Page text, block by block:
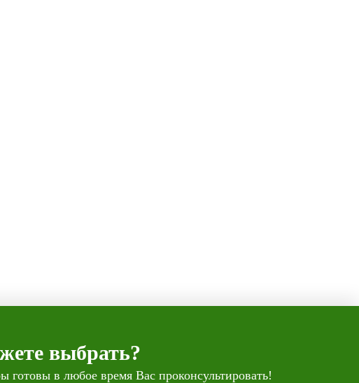
выбрать?
готовы в любое время Вас проконсультировать!